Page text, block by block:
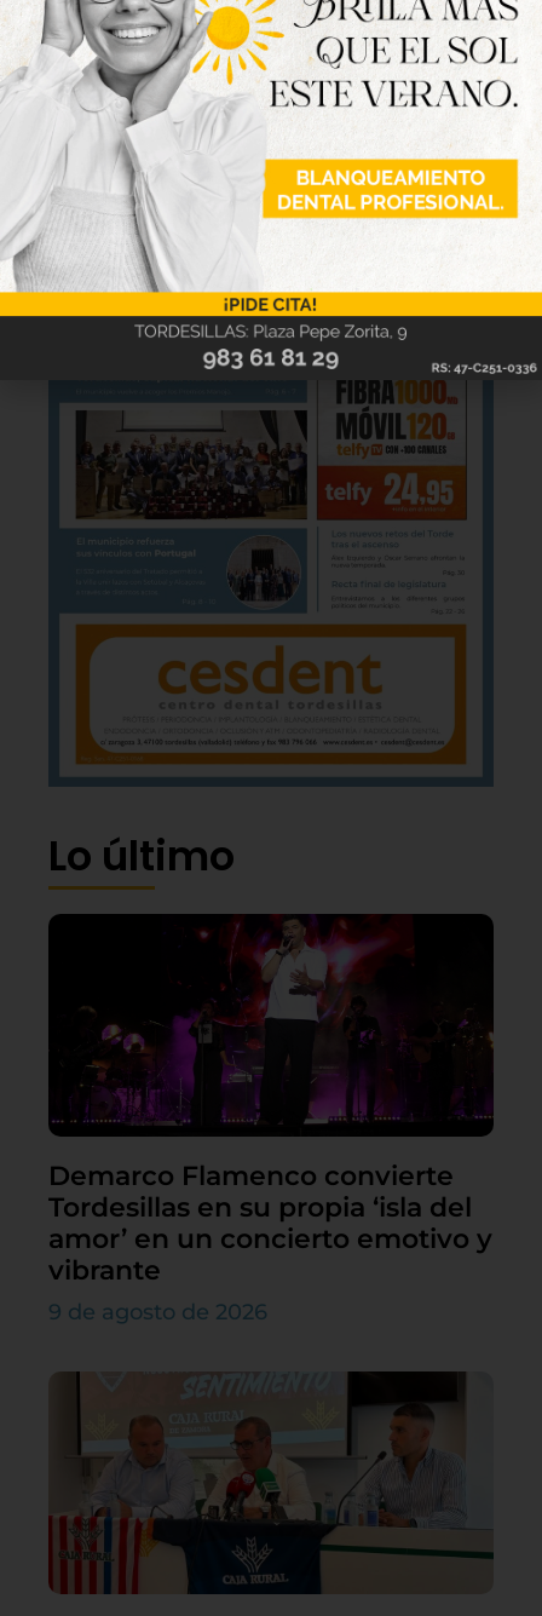
Hazte ya con la trigésimo séptima edición de
la revista Tordesillas al día. Haz clic sobre la
imagen para verla online.
Lo último
Demarco Flamenco convierte
Tordesillas en su propia ‘isla del
amor’ en un concierto emotivo y
vibrante
9 de agosto de 2026